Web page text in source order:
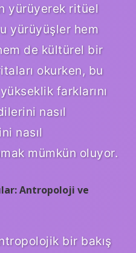
yürüyerek ritüel
yürüyüşler hem
de kültürel bir
okurken, bu
farklarını
nasıl
nasıl
mümkün oluyor.
Antropoloji ve
bir bakış